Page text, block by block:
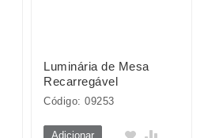
Luminária de Mesa
Recarregável
Código: 09253
Adicionar